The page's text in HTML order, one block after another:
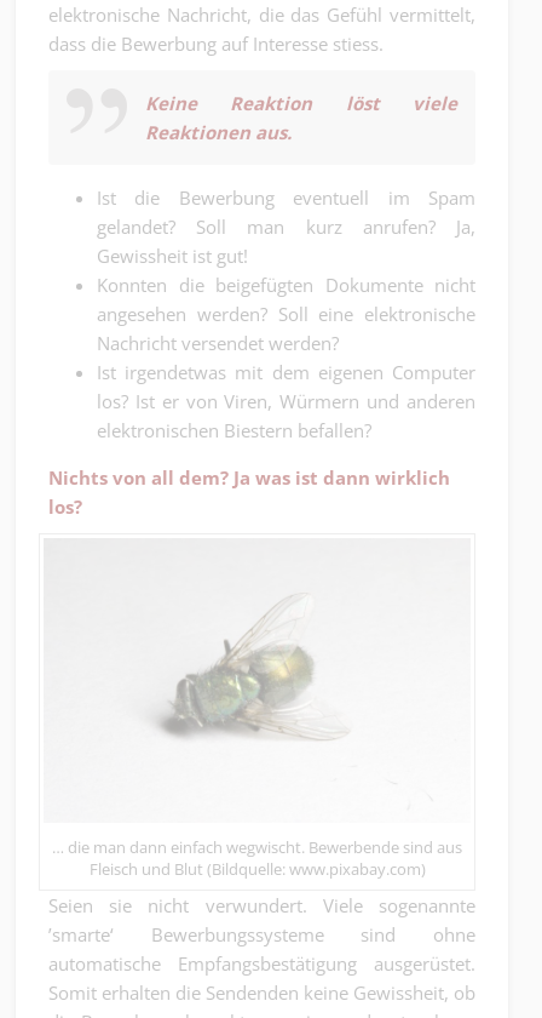
elektronische Nachricht, die das Gefühl vermittelt,
dass die Bewerbung auf Interesse stiess.
Keine Reaktion löst viele
Reaktionen aus.
Ist die Bewerbung eventuell im Spam
gelandet? Soll man kurz anrufen? Ja,
Gewissheit ist gut!
Konnten die beigefügten Dokumente nicht
angesehen werden? Soll eine elektronische
Nachricht versendet werden?
Ist irgendetwas mit dem eigenen Computer
los? Ist er von Viren, Würmern und anderen
elektronischen Biestern befallen?
Nichts von all dem? Ja was ist dann wirklich
los?
… die man dann einfach wegwischt. Bewerbende sind aus
Fleisch und Blut (Bildquelle: www.pixabay.com)
Seien sie nicht verwundert. Viele sogenannte
’smarte‘ Bewerbungssysteme sind ohne
automatische Empfangsbestätigung ausgerüstet.
Somit erhalten die Sendenden keine Gewissheit, ob